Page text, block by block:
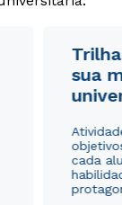
sua
cada